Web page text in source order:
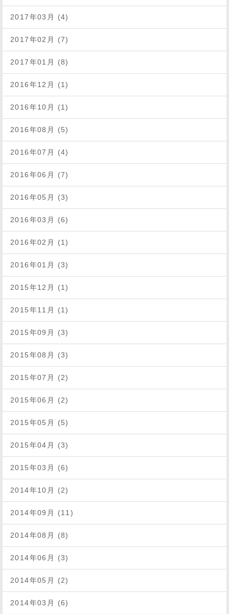
2017年03月 (4)
2017年02月 (7)
2017年01月 (8)
2016年12月 (1)
2016年10月 (1)
2016年08月 (5)
2016年07月 (4)
2016年06月 (7)
2016年05月 (3)
2016年03月 (6)
2016年02月 (1)
2016年01月 (3)
2015年12月 (1)
2015年11月 (1)
2015年09月 (3)
2015年08月 (3)
2015年07月 (2)
2015年06月 (2)
2015年05月 (5)
2015年04月 (3)
2015年03月 (6)
2014年10月 (2)
2014年09月 (11)
2014年08月 (8)
2014年06月 (3)
2014年05月 (2)
2014年03月 (6)